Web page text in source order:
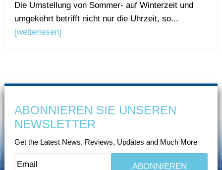
Die Umstellung von Sommer- auf Winterzeit und
umgekehrt betrifft nicht nur die Uhrzeit, so...
[weiterlesen]
ABONNIEREN SIE UNSEREN
NEWSLETTER
Get the Latest News, Reviews, Updates and Much More